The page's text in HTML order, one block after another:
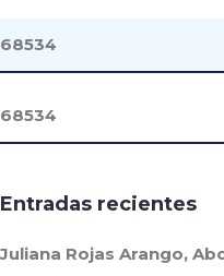
Entradas recientes
Juliana Rojas Arango,